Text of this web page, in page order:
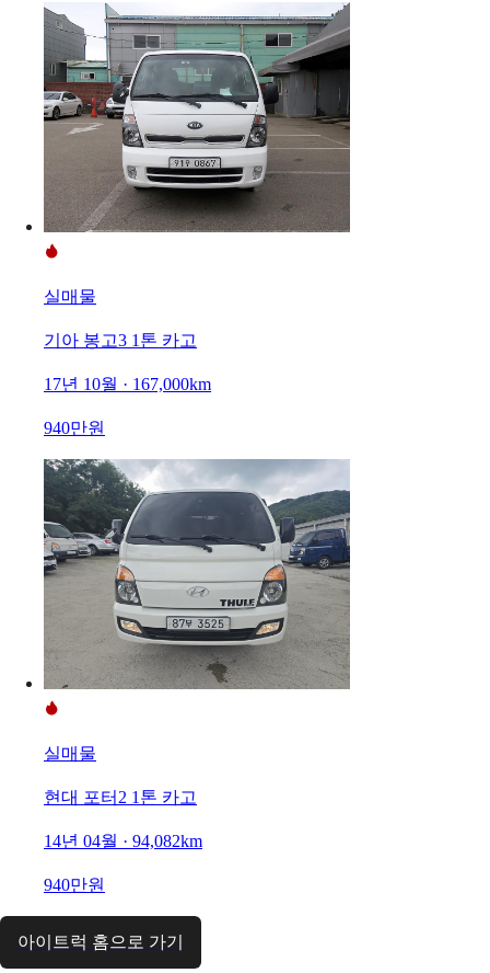
실매물
기아 봉고3 1톤 카고
17년 10월 · 167,000km
940만원
실매물
현대 포터2 1톤 카고
14년 04월 · 94,082km
940만원
아이트럭 홈으로 가기